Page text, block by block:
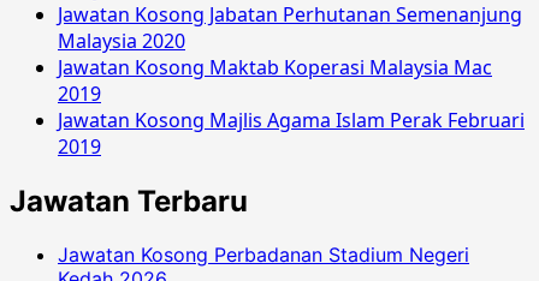
Jawatan Kosong Jabatan Perhutanan Semenanjung
Malaysia 2020
Jawatan Kosong Maktab Koperasi Malaysia Mac
2019
Jawatan Kosong Majlis Agama Islam Perak Februari
2019
Jawatan Terbaru
Jawatan Kosong Perbadanan Stadium Negeri